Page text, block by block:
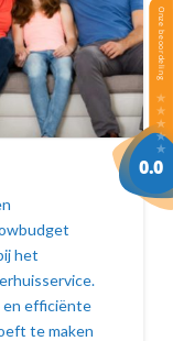
het
en efficiënte
te maken